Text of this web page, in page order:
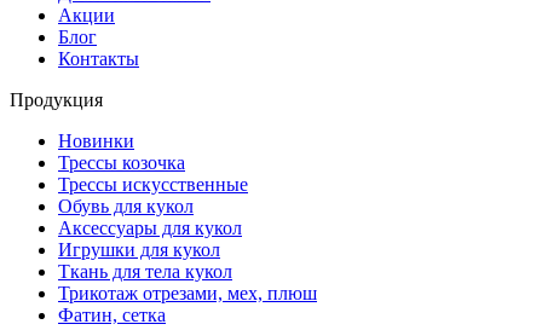
Акции
Блог
Контакты
Продукция
Новинки
Трессы козочка
Трессы искусственные
Обувь для кукол
Аксессуары для кукол
Игрушки для кукол
Ткань для тела кукол
Трикотаж отрезами, мех, плюш
Фатин, сетка